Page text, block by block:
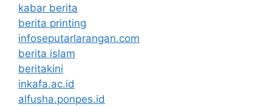
kabar berita
berita printing
infoseputarlarangan.com
berita islam
beritakini
inkafa.ac.id
alfusha.ponpes.id